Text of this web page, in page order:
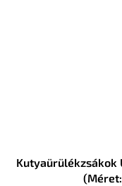
Kutyaürülékzsákok